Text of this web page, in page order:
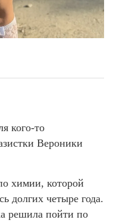
кого-то
Вероники
химии, которой
долгих четыре года.
решила пойти по